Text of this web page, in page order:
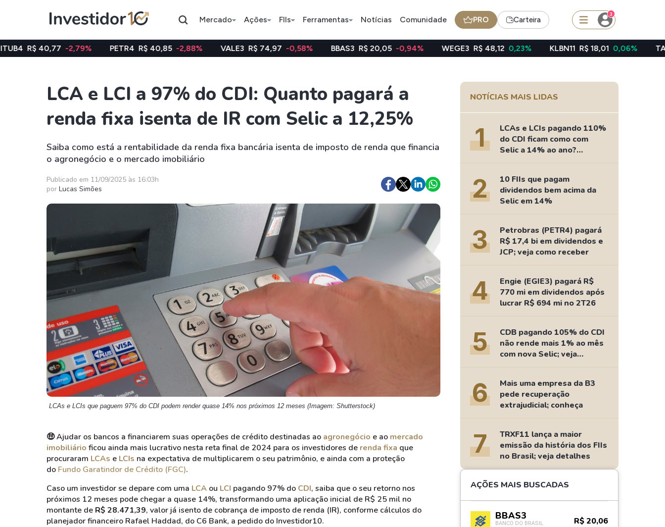
Mercado Ações FIIs Ferramentas Notícias Comunidade PRO Carteira
3
Assuntos do momento
Índice
Ibovespa
Ação
Petrobras
Ação
Bradesco
BDR
JBS Dividendos
Ações
Taesa
Itausa
Petrobrás
Ver todos
FIIs
XPML11
KNRI11
KNCR11
Ver todos
SMAL11
HASH11
GOLD11
XINA11
Ver todos
Google
Meta
Coca-Cola
Ver todos
Criptomoedas
Bitcoin
Ethereum
Binance Coin - BNB
Dogecoin
Solana
Cardano
Ver todos
Ideias
Agenda de Dividendos
Radar do Dividendo Inteligente
As Ações Mais Buscadas
Guia do Iniciante
-2,79% PETR4 R$ 40,85 -2,88% VALE3 R$ 74,97 -0,58% BBAS3 R$ 20,05 -0,94% WEGE3 R$ 48,12 0,23% KLBN11 R$ 18,01 0,06% TAEE11 R$
LCA e LCI a 97% do CDI: Quanto pagará a
renda fixa isenta de IR com Selic a 12,25%
Saiba como está a rentabilidade da renda fixa bancária isenta de imposto de renda que financia
o agronegócio e o mercado imobiliário
Publicado em 11/09/2025 às 16:03h
por Lucas Simões
LCAs e LCIs que paguem 97% do CDI podem render quase 14% nos próximos 12 meses (Imagem: Shutterstock)
🤑 Ajudar os bancos a financiarem suas operações de crédito destinadas ao agronegócio e ao mercado
imobiliário ficou ainda mais lucrativo nesta reta final de 2024 para os investidores de renda fixa que
procuraram LCAs e LCIs na expectativa de multiplicarem o seu patrimônio, e ainda com a proteção
do Fundo Garatindor de Crédito (FGC).
Caso um investidor se depare com uma LCA ou LCI pagando 97% do CDI, saiba que o seu retorno nos
próximos 12 meses pode chegar a quase 14%, transformando uma aplicação inicial de R$ 25 mil no
montante de R$ 28.471,39, valor já isento de cobrança de imposto de renda (IR), conforme cálculos do
planejador financeiro Rafael Haddad, do C6 Bank, a pedido do Investidor10.
NOTÍCIAS MAIS LIDAS
1
LCAs e LCIs pagando 110%
do CDI ficam como com
Selic a 14% ao ano?
Fizemos as contas
2
10 FIIs que pagam
dividendos bem acima da
Selic em 14%
3
Petrobras (PETR4) pagará
R$ 17,4 bi em dividendos e
JCP; veja como receber
4
Engie (EGIE3) pagará R$
770 mi em dividendos após
lucrar R$ 694 mi no 2T26
5
CDB pagando 105% do CDI
não rende mais 1% ao mês
com nova Selic; veja
retorno
6
Mais uma empresa da B3
pede recuperação
extrajudicial; conheça
7
TRXF11 lança a maior
emissão da história dos FIIs
no Brasil; veja detalhes
AÇÕES MAIS BUSCADAS
BBAS3
BANCO DO BRASIL R$ 20,06